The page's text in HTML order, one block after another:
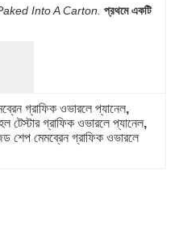
Into A Carton. প্রথমে একটি
গ্রাফিক ওভারলে প্যানেল,
টেস্টার গ্রাফিক ওভারলে প্যানেল,
শেপ মেমব্রেন গ্রাফিক ওভারলে